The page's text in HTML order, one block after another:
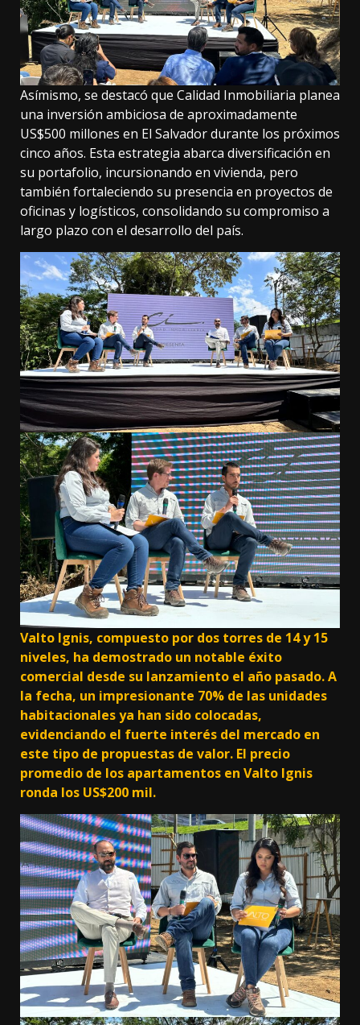
Asímismo, se destacó que Calidad Inmobiliaria planea
una inversión ambiciosa de aproximadamente
US$500 millones en El Salvador durante los próximos
cinco años. Esta estrategia abarca diversificación en
su portafolio, incursionando en vivienda, pero
también fortaleciendo su presencia en proyectos de
oficinas y logísticos, consolidando su compromiso a
largo plazo con el desarrollo del país.
Valto Ignis, compuesto por dos torres de 14 y 15
niveles, ha demostrado un notable éxito
comercial desde su lanzamiento el año pasado. A
la fecha, un impresionante 70% de las unidades
habitacionales ya han sido colocadas,
evidenciando el fuerte interés del mercado en
este tipo de propuestas de valor. El precio
promedio de los apartamentos en Valto Ignis
ronda los US$200 mil.